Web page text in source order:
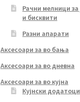
Рачни мелници
и бисквити
Разни апарати
Аксесоари за во бања
Аксесоари за во дневна
Аксесоари за во кујна
Кујнски додатоци